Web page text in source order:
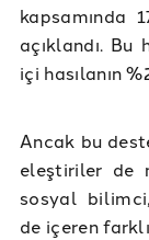
kapsamında
açıklandı.
içi hasılanın
Ancak bu
eleştiriler de
sosyal
de içeren